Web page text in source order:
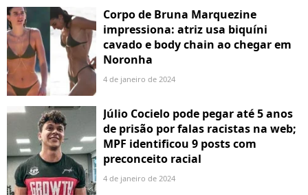
Corpo de Bruna Marquezine
impressiona: atriz usa biquíni
cavado e body chain ao chegar em
Noronha
4 de janeiro de 2024
Júlio Cocielo pode pegar até 5 anos
de prisão por falas racistas na web;
MPF identificou 9 posts com
preconceito racial
4 de janeiro de 2024